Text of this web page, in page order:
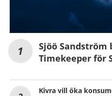
Sjöö Sandström
Timekeeper för
Kivra vill öka